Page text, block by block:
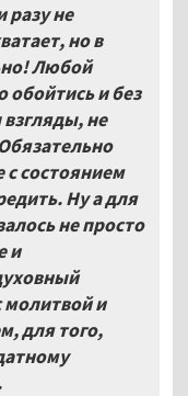
разу не
но в
Любой
обойтись и без
взгляды, не
с состоянием
Ну а для
не просто
и
молитвой и
для того,